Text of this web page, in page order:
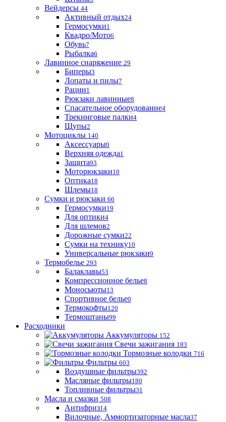
Вейдерсы 44
Активный отдых24
Гермосумки1
Квадро/Мото6
Обувь7
Рыбалка6
Лавинное снаряжение 29
Биперы3
Лопаты и пилы7
Рации1
Рюкзаки лавинные8
Спасательное оборудование4
Трекинговые палки4
Щупы2
Мотоциклы 140
Аксессуары0
Верхняя одежда1
Защита93
Моторюкзаки10
Оптика18
Шлемы18
Сумки и рюкзаки 66
Гермосумки19
Для оптики4
Для шлемов2
Дорожные сумки22
Сумки на технику10
Универсальные рюкзаки9
Термобелье 293
Балаклавы53
Компрессионное белье8
Моносьюты13
Спортивное белье0
Термокофты120
Термоштаны99
Расходники
Аккумуляторы 152
Свечи зажигания 183
Тормозные колодки 716
Фильтры 603
Воздушные фильтры392
Масляные фильтры180
Топливные фильтры31
Масла и смазки 508
Антифриз14
Вилочные, Аммортизаторные масла37